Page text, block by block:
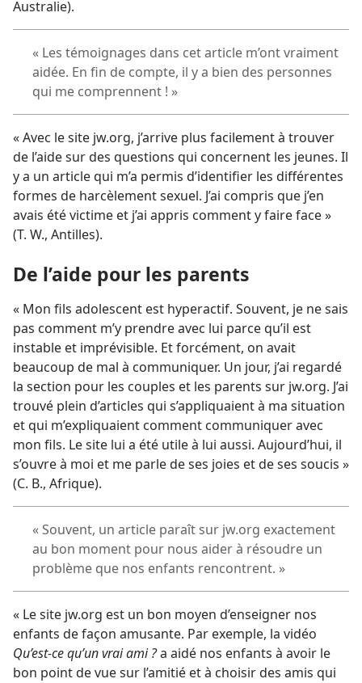
Australie).
« Les témoignages dans cet article m’ont vraiment
aidée. En fin de compte, il y a bien des personnes
qui me comprennent ! »
« Avec le site jw.org, j’arrive plus facilement à trouver
de l’aide sur des questions qui concernent les jeunes. Il
y a un article qui m’a permis d’identifier les différentes
formes de harcèlement sexuel. J’ai compris que j’en
avais été victime et j’ai appris comment y faire face »
(T. W., Antilles).
De l’aide pour les parents
« Mon fils adolescent est hyperactif. Souvent, je ne sais
pas comment m’y prendre avec lui parce qu’il est
instable et imprévisible. Et forcément, on avait
beaucoup de mal à communiquer. Un jour, j’ai regardé
la section pour les couples et les parents sur jw.org. J’ai
trouvé plein d’articles qui s’appliquaient à ma situation
et qui m’expliquaient comment communiquer avec
mon fils. Le site lui a été utile à lui aussi. Aujourd’hui, il
s’ouvre à moi et me parle de ses joies et de ses soucis »
(C. B., Afrique).
« Souvent, un article paraît sur jw.org exactement
au bon moment pour nous aider à résoudre un
problème que nos enfants rencontrent. »
« Le site jw.org est un bon moyen d’enseigner nos
enfants de façon amusante. Par exemple, la vidéo
Qu’est-ce qu’un vrai ami ?a aidé nos enfants à avoir le
bon point de vue sur l’amitié et à choisir des amis qui